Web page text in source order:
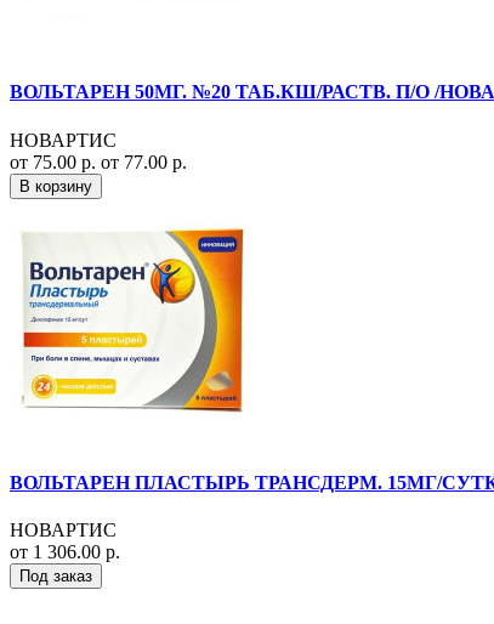
ВОЛЬТАРЕН 50МГ. №20 ТАБ.КШ/РАСТВ. П/О /
НОВАРТИС
от 75.00 р. от 77.00 р.
В корзину
ВОЛЬТАРЕН ПЛАСТЫРЬ ТРАНСДЕРМ. 15МГ/
НОВАРТИС
от 1 306.00 р.
Под заказ